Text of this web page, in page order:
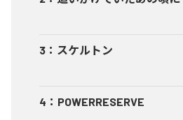
3 ： スケルトン
4 ： POWERRESERVE